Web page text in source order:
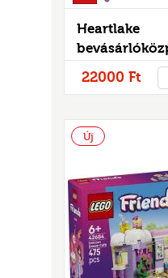
Heartlake
22000 Ft
Új